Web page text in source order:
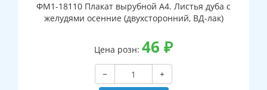
ФМ1-18110 Плакат вырубной А4. Листья дуба с
желудями осенние (двухсторонний, ВД-лак)
Цена розн: 46 ₽
−
+